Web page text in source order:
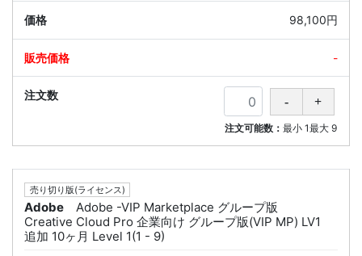
98,100円
-
注文可能数：最小 1最大 9
売り切り版(ライセンス)
Adobe
Adobe -VIP Marketplace グループ版
Creative Cloud Pro 企業向け グループ版(VIP MP) LV1
追加 10ヶ月 Level 1(1 - 9)